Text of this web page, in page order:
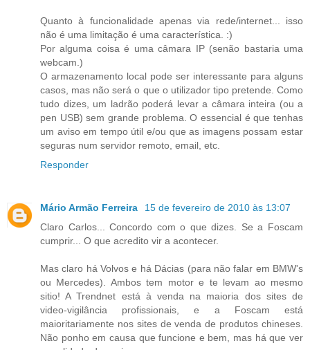
Quanto à funcionalidade apenas via rede/internet... isso
não é uma limitação é uma característica. :)
Por alguma coisa é uma câmara IP (senão bastaria uma
webcam.)
O armazenamento local pode ser interessante para alguns
casos, mas não será o que o utilizador tipo pretende. Como
tudo dizes, um ladrão poderá levar a câmara inteira (ou a
pen USB) sem grande problema. O essencial é que tenhas
um aviso em tempo útil e/ou que as imagens possam estar
seguras num servidor remoto, email, etc.
Responder
Mário Armão Ferreira
15 de fevereiro de 2010 às 13:07
Claro Carlos... Concordo com o que dizes. Se a Foscam
cumprir... O que acredito vir a acontecer.
Mas claro há Volvos e há Dácias (para não falar em BMW's
ou Mercedes). Ambos tem motor e te levam ao mesmo
sitio! A Trendnet está à venda na maioria dos sites de
video-vigilância profissionais, e a Foscam está
maioritariamente nos sites de venda de produtos chineses.
Não ponho em causa que funcione e bem, mas há que ver